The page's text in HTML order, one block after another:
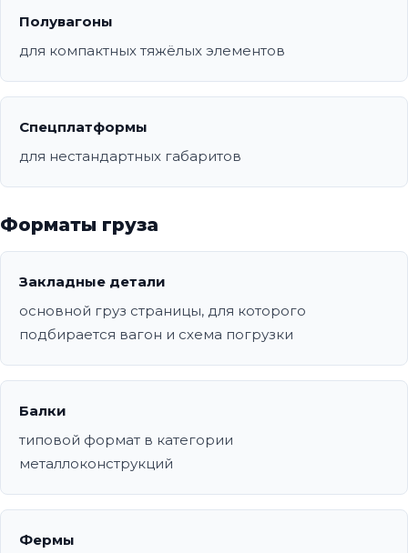
Полувагоны
для компактных тяжёлых элементов
Спецплатформы
для нестандартных габаритов
Форматы груза
Закладные детали
основной груз страницы, для которого
подбирается вагон и схема погрузки
Балки
типовой формат в категории
металлоконструкций
Фермы